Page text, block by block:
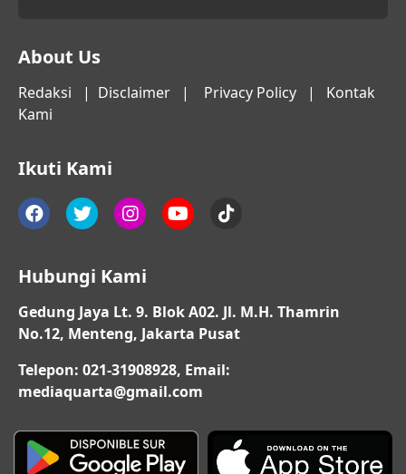
About Us
Redaksi | Disclaimer | Privacy Policy | Kontak
Kami
Ikuti Kami
Hubungi Kami
Gedung Jaya Lt. 9. Blok A02. Jl. M.H. Thamrin
No.12, Menteng, Jakarta Pusat
Telepon: 021-31908928, Email:
mediaquarta@gmail.com